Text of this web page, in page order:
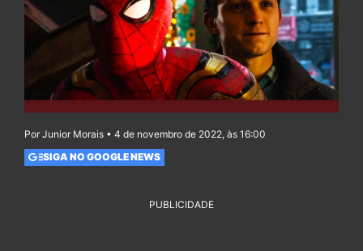
Por Junior Morais • 4 de novembro de 2022, às 16:00
SIGA NO GOOGLE NEWS
PUBLICIDADE